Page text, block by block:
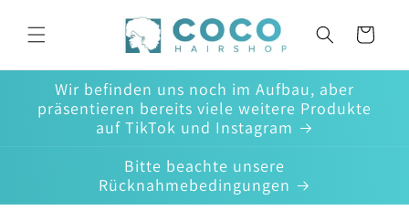
Inhalt
Warenkorb
Wir befinden uns noch im Aufbau, aber
präsentieren bereits viele weitere Produkte
auf TikTok und Instagram
Bitte beachte unsere
Rücknahmebedingungen